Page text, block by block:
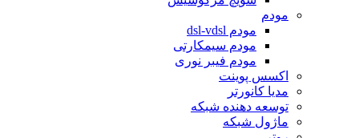
مودم
مودم dsl-vdsl
مودم سیمکارتی
مودم فیبر نوری
اکسس پوینت
مدیا کانورتر
توسعه دهنده شبکه
ماژول شبکه